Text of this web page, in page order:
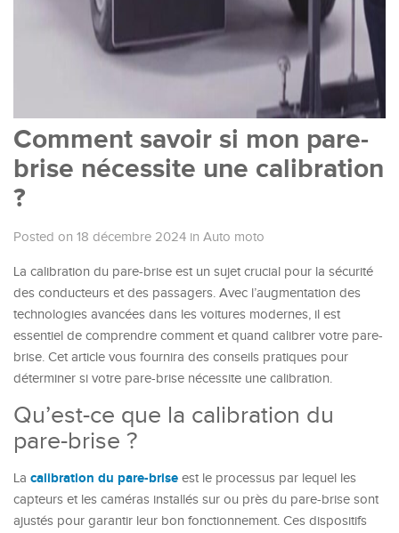
Comment savoir si mon pare-
brise nécessite une calibration
?
Posted on 18 décembre 2024 in Auto moto
La calibration du pare-brise est un sujet crucial pour la sécurité
des conducteurs et des passagers. Avec l’augmentation des
technologies avancées dans les voitures modernes, il est
essentiel de comprendre comment et quand calibrer votre pare-
brise. Cet article vous fournira des conseils pratiques pour
déterminer si votre pare-brise nécessite une calibration.
Qu’est-ce que la calibration du
pare-brise ?
La calibration du pare-brise est le processus par lequel les
capteurs et les caméras installés sur ou près du pare-brise sont
ajustés pour garantir leur bon fonctionnement. Ces dispositifs